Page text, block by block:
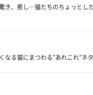
き、癒し…猫たちのちょっとし
なる猫にまつわる”あれこれ”ネ